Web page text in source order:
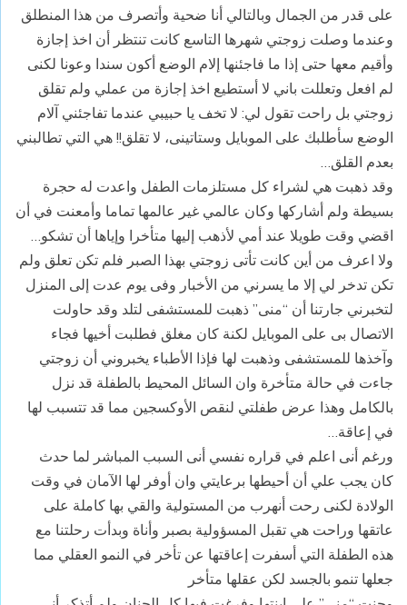
على قدر من الجمال وبالتالي أنا ضحية وأتصرف من هذا المنطلق
وعندما وصلت زوجتي شهرها التاسع كانت تنتظر أن اخذ إجازة
وأقيم معها حتى إذا ما فاجئنها إلام الوضع أكون سندا وعونا لكنى
لم افعل وتعللت باني لا أستطيع اخذ إجازة من عملي ولم تقلق
زوجتي بل راحت تقول لي: لا تخف يا حبيبي عندما تفاجئني آلام
الوضع سأطلبك على الموبايل وستاتينى، لا تقلق!! هي التي تطالبني
بعدم القلق…
وقد ذهبت هي لشراء كل مستلزمات الطفل واعدت له حجرة
بسيطة ولم أشاركها وكان عالمي غير عالمها تماما وأمعنت في أن
اقضي وقت طويلا عند أمي لأذهب إليها متأخرا وإياها أن تشكو…
ولا اعرف من أين كانت تأتى زوجتي بهذا الصبر فلم تكن تعلق ولم
تكن تدخر لي إلا ما يسرني من الأخبار وفى يوم عدت إلى المنزل
لتخبرني جارتنا أن “منى” ذهبت للمستشفى لتلد وقد حاولت
الاتصال بى على الموبايل لكنة كان مغلق فطلبت أخيها فجاء
وآخذها للمستشفى وذهبت لها فإذا الأطباء يخبروني أن زوجتي
جاءت في حالة متأخرة وان السائل المحيط بالطفلة قد نزل
بالكامل وهذا عرض طفلتي لنقص الأوكسجين مما قد تتسبب لها
في إعاقة…
ورغم أنى اعلم في قراره نفسي أنى السبب المباشر لما حدث
كان يجب علي أن أحيطها برعايتي وان أوفر لها الآمان في وقت
الولادة لكنى رحت أنهرب من المستولية والقي بها كاملة على
عاتقها وراحت هي تقبل المسؤولية بصبر وأناة وبدأت رحلتنا مع
هذه الطفلة التي أسفرت إعاقتها عن تأخر في النمو العقلي مما
جعلها تنمو بالجسد لكن عقلها متأخر